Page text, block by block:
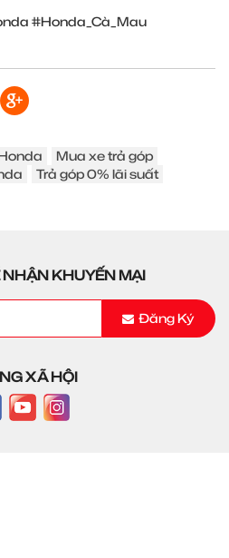
#Honda_Cà_Mau
Mua xe trả góp
Trả góp 0% lãi suất
KHUYẾN MẠI
Đăng Ký
XÃ HỘI